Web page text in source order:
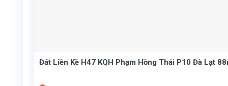
Đất Liền Kề H47 KQH Phạm Hồng Thái P10 Đà Lạt